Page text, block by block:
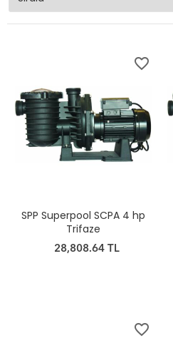
favorite_border
SPP Superpool SCPA 4 hp
Trifaze
28,808.64 TL
favorite_border